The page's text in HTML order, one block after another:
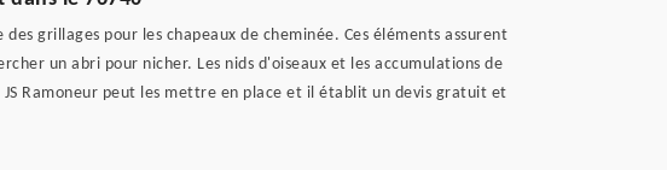
grillages pour les chapeaux de cheminée. Ces éléments assurent
un abri pour nicher. Les nids d'oiseaux et les accumulations de
Ramoneur peut les mettre en place et il établit un devis gratuit et